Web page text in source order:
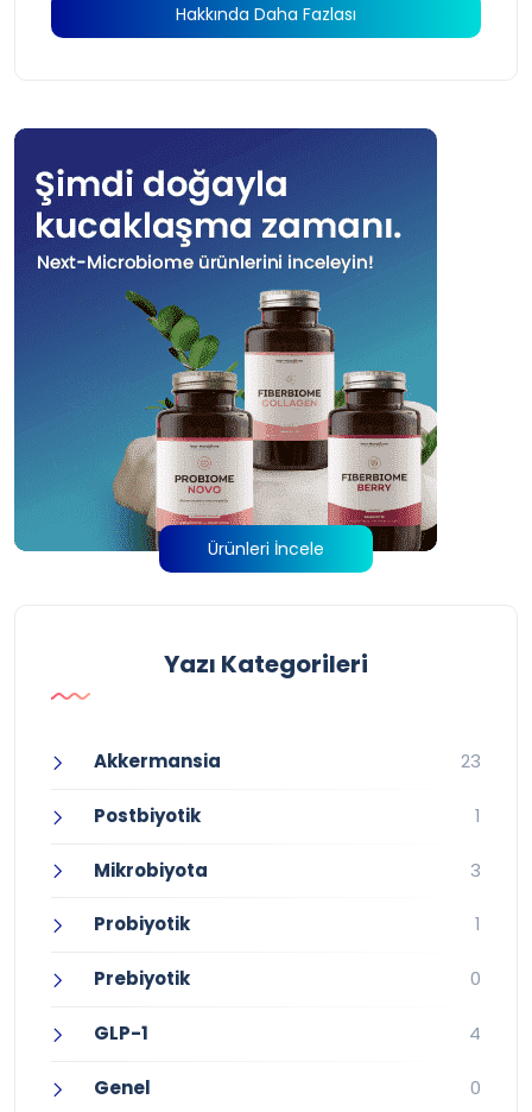
Hakkında Daha Fazlası
Ürünleri İncele
Yazı Kategorileri
Akkermansia 23
Postbiyotik 1
Mikrobiyota 3
Probiyotik 1
Prebiyotik 0
GLP-1 4
Genel 0